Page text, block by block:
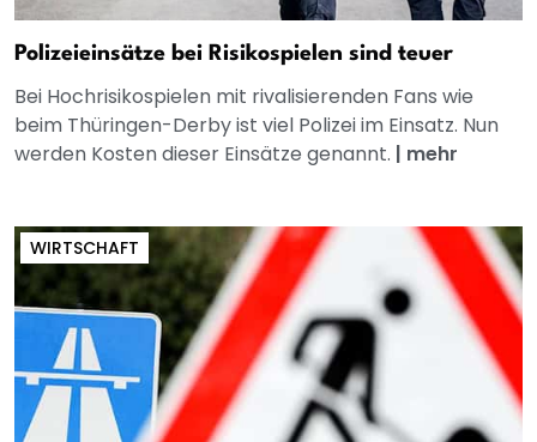
Polizeieinsätze bei Risikospielen sind teuer
Bei Hochrisikospielen mit rivalisierenden Fans wie
beim Thüringen-Derby ist viel Polizei im Einsatz. Nun
werden Kosten dieser Einsätze genannt. | mehr
WIRTSCHAFT